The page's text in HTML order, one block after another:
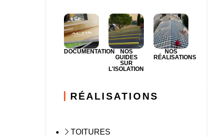
DOCUMENTATION
NOS
GUIDES
SUR
L'ISOLATION
NOS
RÉALISATIONS
RÉALISATIONS
TOITURES